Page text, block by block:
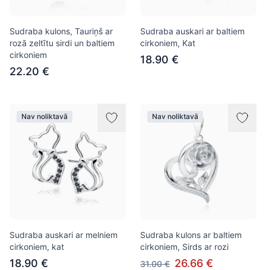
Sudraba kulons, Tauriņš ar
rozā zeltītu sirdi un baltiem
cirkoniem
22.20 €
Sudraba auskari ar baltiem
cirkoniem, Kat
18.90 €
Nav noliktavā
Sudraba auskari ar melniem
cirkoniem, kat
18.90 €
Nav noliktavā
Sudraba kulons ar baltiem
cirkoniem, Sirds ar rozi
31.00 € 26.66 €